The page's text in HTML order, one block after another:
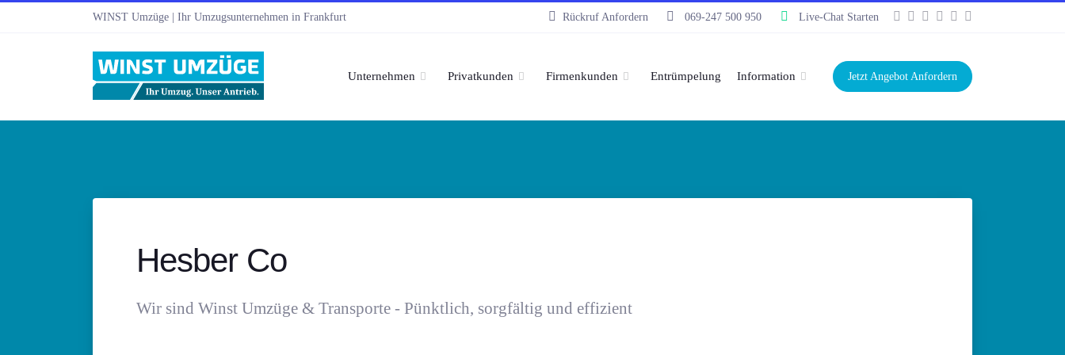
WINST Umzüge | Ihr Umzugsunternehmen in Frankfurt Rückruf Anfordern 069-247 500 950 Live-Chat Starten
Unternehmen Privatkunden Firmenkunden Entrümpelung Information Jetzt Angebot Anfordern
Hesber Co
Wir sind Winst Umzüge & Transporte - Pünktlich, sorgfältig und effizient